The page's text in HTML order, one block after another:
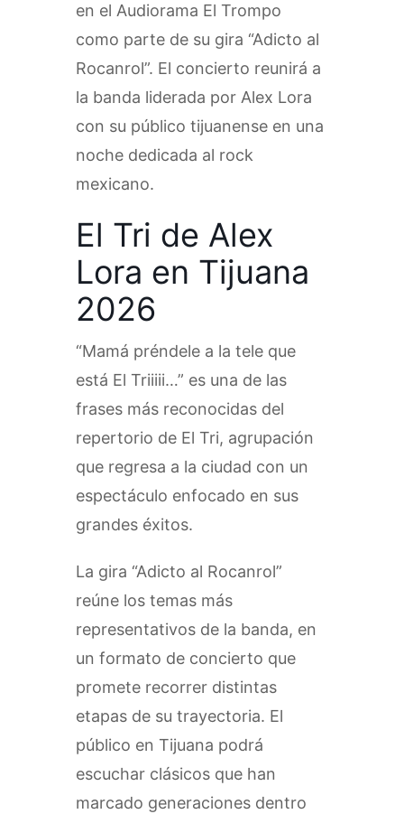
en el Audiorama El Trompo
como parte de su gira “Adicto al
Rocanrol”. El concierto reunirá a
la banda liderada por Alex Lora
con su público tijuanense en una
noche dedicada al rock
mexicano.
El Tri de Alex
Lora en Tijuana
2026
“Mamá préndele a la tele que
está El Triiiii…” es una de las
frases más reconocidas del
repertorio de El Tri, agrupación
que regresa a la ciudad con un
espectáculo enfocado en sus
grandes éxitos.
La gira “Adicto al Rocanrol”
reúne los temas más
representativos de la banda, en
un formato de concierto que
promete recorrer distintas
etapas de su trayectoria. El
público en Tijuana podrá
escuchar clásicos que han
marcado generaciones dentro